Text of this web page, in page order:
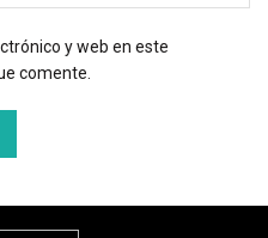
y web en este
comente.